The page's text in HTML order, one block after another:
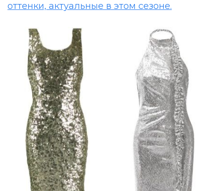
оттенки, актуальные в этом сезоне.